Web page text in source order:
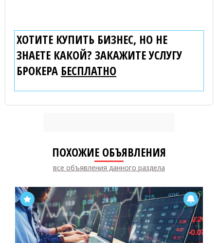
ХОТИТЕ КУПИТЬ БИЗНЕС, НО НЕ
ЗНАЕТЕ КАКОЙ? ЗАКАЖИТЕ УСЛУГУ
БРОКЕРА БЕСПЛАТНО
ПОХОЖИЕ ОБЪЯВЛЕНИЯ
все объявления данного раздела